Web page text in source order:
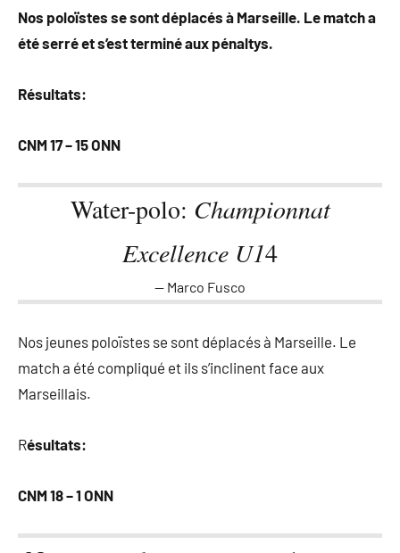
Nos poloïstes se sont déplacés à Marseille. Le match a
été serré et s’est terminé aux pénaltys.
Résultats:
CNM 17 – 15 ONN
Water-polo: Championnat
Excellence U14
Marco Fusco
Nos jeunes poloïstes se sont déplacés à Marseille. Le
match a été compliqué et ils s’inclinent face aux
Marseillais.
Résultats:
CNM 18 – 1 ONN